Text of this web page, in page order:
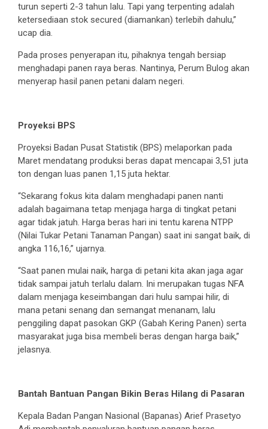
turun seperti 2-3 tahun lalu. Tapi yang terpenting adalah
ketersediaan stok secured (diamankan) terlebih dahulu,”
ucap dia.
Pada proses penyerapan itu, pihaknya tengah bersiap
menghadapi panen raya beras. Nantinya, Perum Bulog akan
menyerap hasil panen petani dalam negeri.
Proyeksi BPS
Proyeksi Badan Pusat Statistik (BPS) melaporkan pada
Maret mendatang produksi beras dapat mencapai 3,51 juta
ton dengan luas panen 1,15 juta hektar.
“Sekarang fokus kita dalam menghadapi panen nanti
adalah bagaimana tetap menjaga harga di tingkat petani
agar tidak jatuh. Harga beras hari ini tentu karena NTPP
(Nilai Tukar Petani Tanaman Pangan) saat ini sangat baik, di
angka 116,16,” ujarnya.
“Saat panen mulai naik, harga di petani kita akan jaga agar
tidak sampai jatuh terlalu dalam. Ini merupakan tugas NFA
dalam menjaga keseimbangan dari hulu sampai hilir, di
mana petani senang dan semangat menanam, lalu
penggiling dapat pasokan GKP (Gabah Kering Panen) serta
masyarakat juga bisa membeli beras dengan harga baik,”
jelasnya.
Bantah Bantuan Pangan Bikin Beras Hilang di Pasaran
Kepala Badan Pangan Nasional (Bapanas) Arief Prasetyo